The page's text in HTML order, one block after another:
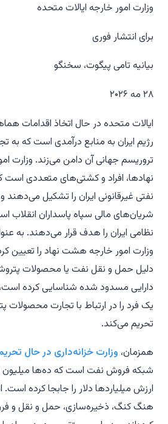
وزارت امور خارجه ایالات متحده
برای انتشار فوری
بیانیه تامی پیگوت، سخنگو
۲۸ مه ۲۰۲۶
ایالات متحده در حال اتخاذ اقدامات
رژیم ایران به منابع درآمدی است که به
تروریسم جهانی آن دامن می‌زند. وزارت
نهادها، افراد و کشتی‌های متعددی است
نفتی غیرقانونی ایران را تشکیل
نظامی ایران را هدف قرار می‌دهند. به
وزارت امور خارجه هشت نهاد را تعیین
دلیل حمل و نقل نفت یا محصولات
دارایی مسدود شده شناسایی کرده
یک فرد را در ارتباط با تجارت محصولات
تحریم می‌کند.
همزمان، وزارت خزانه‌داری در حال
شبکه فروش نفت است که ده‌ها میلیون
ارزش میلیاردها دلار را جابجا کرده
هنگ کنگ، ذخیره‌سازی، حمل و نقل و